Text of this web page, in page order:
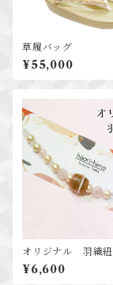
草履バッグ
¥55,000
オリジナル 羽織紐
¥6,600